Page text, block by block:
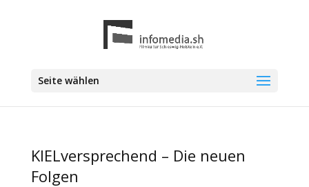
Seite wählen
KIELversprechend – Die neuen
Folgen